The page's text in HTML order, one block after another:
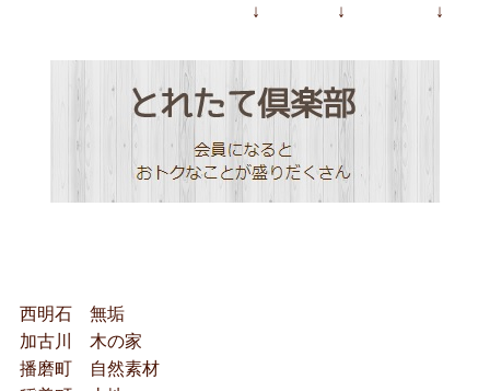
↓ ↓ ↓
西明石 無垢
加古川 木の家
播磨町 自然素材